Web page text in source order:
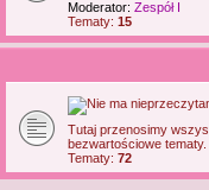
Moderator: Zespół I
Tematy: 15
Tutaj przenosimy
bezwartościowe
Tematy: 72